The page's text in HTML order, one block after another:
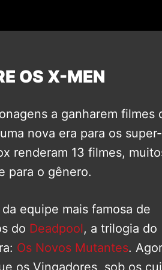
OS X-MEN
a ganharem filmes
nova era para os
renderam 13 filmes,
para o gênero.
equipe mais famosa de
do Deadpool, a trilogia do
Os Novos Mutantes.
os Vingadores, sob os